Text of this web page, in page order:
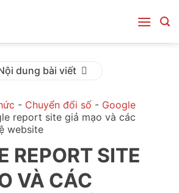
dung bài viết
- Chuyển đổi số - Google
report site giả mạo và các
website
REPORT SITE
VÀ CÁC